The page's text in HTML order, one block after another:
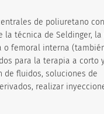
de poliuretano con
técnica de Seldinger, la
o femoral interna
para la terapia a corto
de fluidos, soluciones de
realizar